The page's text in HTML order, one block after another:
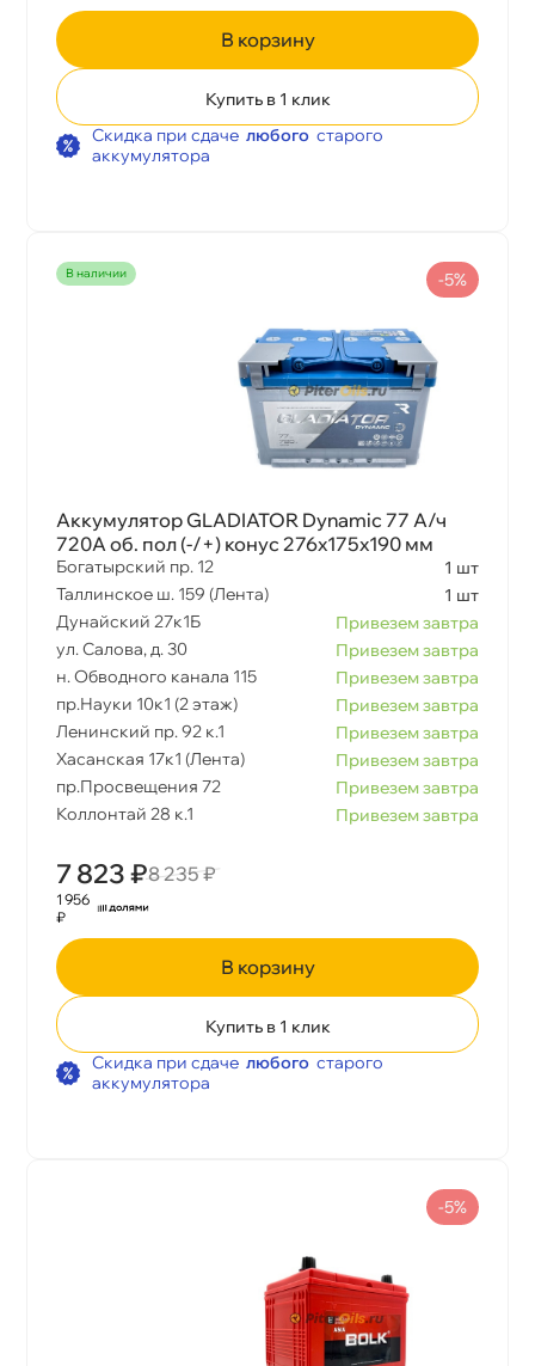
корзину
Купить в 1 клик
Скидка при сдаче любого старого
аккумулятора
наличии
Аккумулятор GLADIATOR Dynamic 77 А/ч
720A об. пол (-/+) конус 276x175x190 мм
Богатырский пр. 12
1 шт
Таллинское ш. 159 (Лента)
1 шт
Дунайский 27к1Б
Привезем завтра
ул. Салова, д. 30
Привезем завтра
н. Обводного канала 115
Привезем завтра
пр.Науки 10к1 (2 этаж)
Привезем завтра
Ленинский пр. 92 к.1
Привезем завтра
Хасанская 17к1 (Лента)
Привезем завтра
пр.Просвещения 72
Привезем завтра
Коллонтай 28 к.1
Привезем завтра
7 823 ₽8 235 ₽
-5%
1 956
₽
корзину
Купить в 1 клик
Скидка при сдаче любого старого
аккумулятора
-5%